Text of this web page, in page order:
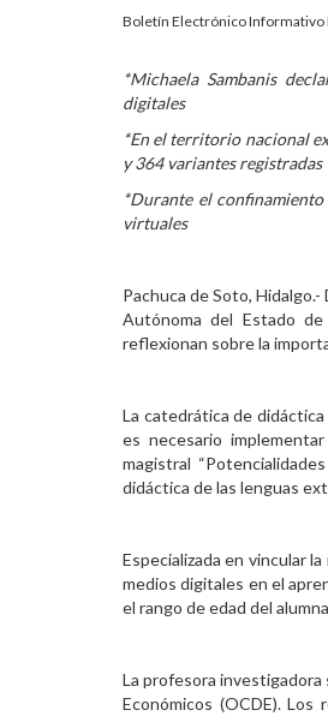
Acreditación InternacionalBoletín Electrónico Informativo
*Michaela Sambanis
digitales
*En el territorio nacional
y 364 variantes registradas
*Durante el
virtuales
Pachuca de Soto,
Autónoma del Estado
reflexionan sobre la
La catedrática de
es necesario
magistral
didáctica de las lenguas
Especializada en vincular
medios digitales en el
el rango de edad del
La profesora investigadora
Económicos (OCDE).